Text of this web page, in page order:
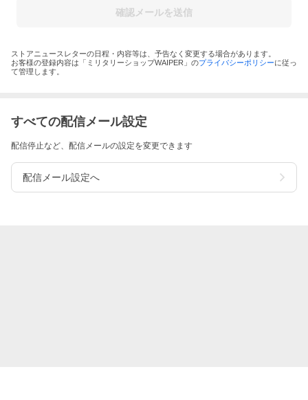
確認メールを送信
ストアニュースレターの日程・内容等は、予告なく変更する場合があります。
お客様の登録内容は「 ミリタリーショップWAIPER 」のプライバシーポリシーに従っ
て管理します。
すべての配信メール設定
配信停止など、配信メールの設定を変更できます
配信メール設定へ